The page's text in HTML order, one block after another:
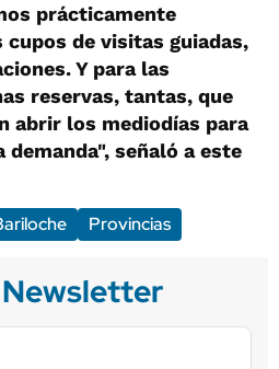
prácticamente
de visitas guiadas,
Y para las
reservas, tantas, que
abrir los mediodías para
señaló a este
Provincias